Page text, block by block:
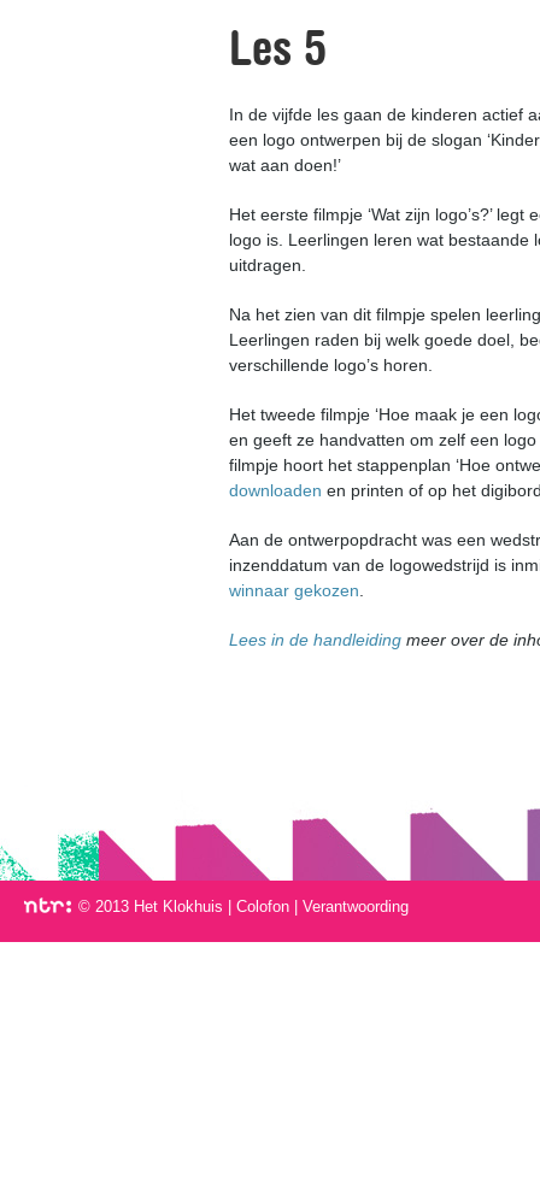
Les 5
In de vijfde les gaan de kinderen actief
een logo ontwerpen bij de slogan
wat aan doen!’
Het eerste filmpje ‘Wat zijn logo’s?’
logo is. Leerlingen leren wat bestaande
uitdragen.
Na het zien van dit filmpje spelen
Leerlingen raden bij welk goede doel,
verschillende logo’s horen.
Het tweede filmpje ‘Hoe maak je een
en geeft ze handvatten om zelf een
filmpje hoort het stappenplan ‘Hoe
downloaden en printen of op het
Aan de ontwerpopdracht was een
inzenddatum van de logowedstrijd is
winnaar gekozen
Lees in de handleiding meer over de
© 2013 Het Klokhuis Colofon Verantwoording